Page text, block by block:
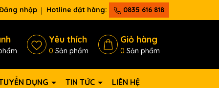
nhập Hotline đặt hàng: 0835 616 818
Yêu thích
0 Sản phẩm
Giỏ hàng
0 Sản phẩm
DỤNG TIN TỨC LIÊN HỆ